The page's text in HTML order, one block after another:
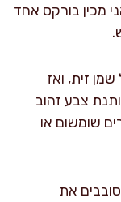
מכין בורקס אחד
זית, ואז
צבע זהוב
שומשום או
ואז מסובבים את